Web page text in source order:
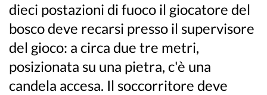
dieci postazioni di fuoco il giocatore del
bosco deve recarsi presso il supervisore
del gioco: a circa due tre metri,
posizionata su una pietra, c'è una
candela accesa. Il soccorritore deve